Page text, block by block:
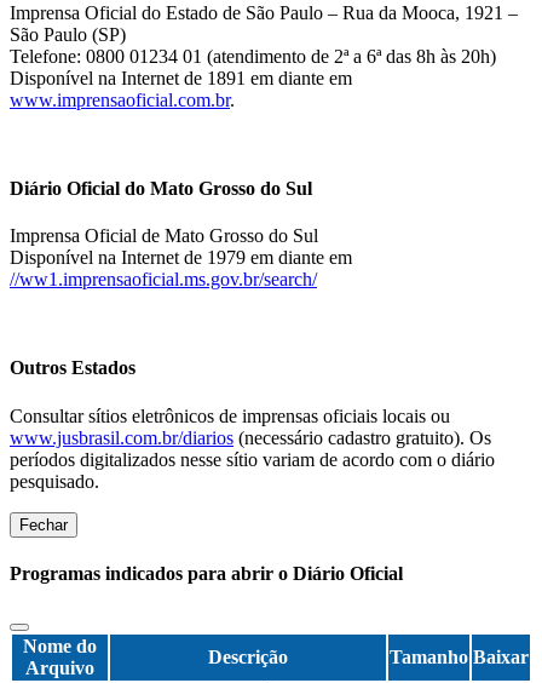
Imprensa Oficial do Estado de São Paulo – Rua da Mooca, 1921 –
São Paulo (SP)
Telefone: 0800 01234 01 (atendimento de 2ª a 6ª das 8h às 20h)
Disponível na Internet de 1891 em diante em
www.imprensaoficial.com.br.
Diário Oficial do Mato Grosso do Sul
Imprensa Oficial de Mato Grosso do Sul
Disponível na Internet de 1979 em diante em
//ww1.imprensaoficial.ms.gov.br/search/
Outros Estados
Consultar sítios eletrônicos de imprensas oficiais locais ou
www.jusbrasil.com.br/diarios (necessário cadastro gratuito). Os
períodos digitalizados nesse sítio variam de acordo com o diário
pesquisado.
Fechar
Programas indicados para abrir o Diário Oficial
Nome do
Arquivo
Descrição Tamanho Baixar